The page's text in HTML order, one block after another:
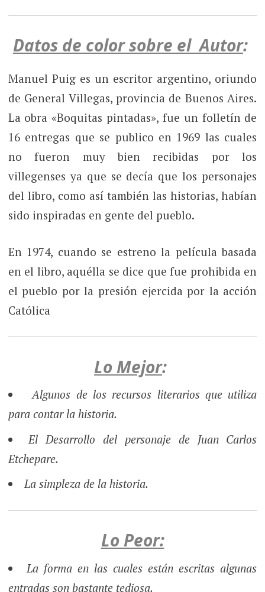
Datos de color sobre el Autor:
Manuel Puig es un escritor argentino, oriundo
de General Villegas, provincia de Buenos Aires.
La obra «Boquitas pintadas», fue un folletín de
16 entregas que se publico en 1969 las cuales
no fueron muy bien recibidas por los
villegenses ya que se decía que los personajes
del libro, como así también las historias, habían
sido inspiradas en gente del pueblo.
En 1974, cuando se estreno la película basada
en el libro, aquélla se dice que fue prohibida en
el pueblo por la presión ejercida por la acción
Católica
Lo Mejor:
Algunos de los recursos literarios que utiliza
para contar la historia.
El Desarrollo del personaje de Juan Carlos
Etchepare.
La simpleza de la historia.
Lo Peor:
La forma en las cuales están escritas algunas
entradas son bastante tediosa.